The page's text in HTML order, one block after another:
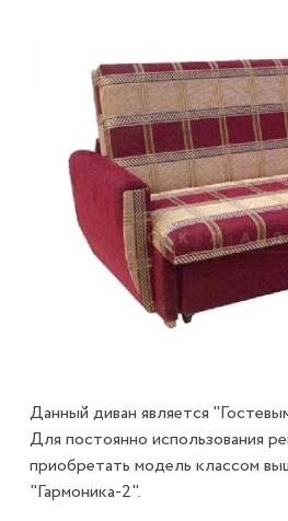
Данный диван является
Для постоянно использования
приобретать модель классом
"Гармоника-2".